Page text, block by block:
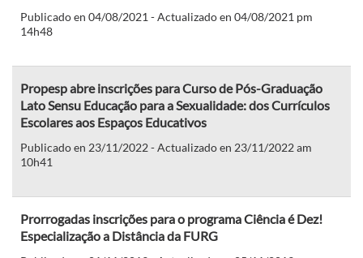
Publicado en 04/08/2021 - Actualizado en 04/08/2021 pm
14h48
Propesp abre inscrições para Curso de Pós-Graduação
Lato Sensu Educação para a Sexualidade: dos Currículos
Escolares aos Espaços Educativos
Publicado en 23/11/2022 - Actualizado en 23/11/2022 am
10h41
Prorrogadas inscrições para o programa Ciência é Dez!
Especialização a Distância da FURG